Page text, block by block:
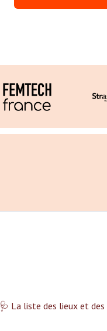
🩺 La liste des lieux et des